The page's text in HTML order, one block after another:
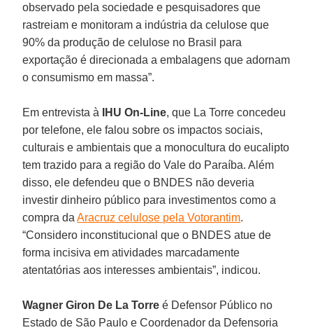
observado pela sociedade e pesquisadores que
rastreiam e monitoram a indústria da celulose que
90% da produção de celulose no Brasil para
exportação é direcionada a embalagens que adornam
o consumismo em massa”.
Em entrevista à IHU On-Line, que La Torre concedeu
por telefone, ele falou sobre os impactos sociais,
culturais e ambientais que a monocultura do eucalipto
tem trazido para a região do Vale do Paraíba. Além
disso, ele defendeu que o BNDES não deveria
investir dinheiro público para investimentos como a
compra daAracruz celulose pela Votorantim.
“Considero inconstitucional que o BNDES atue de
forma incisiva em atividades marcadamente
atentatórias aos interesses ambientais”, indicou.
Wagner Giron De La Torre é Defensor Público no
Estado de São Paulo e Coordenador da Defensoria